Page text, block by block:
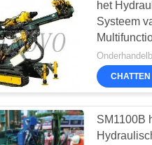
het
Systeem
Snelheid
CHATTEN
SM1100B